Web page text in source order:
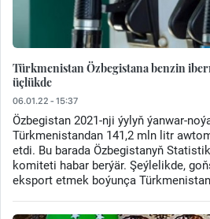
Türkmenistan Özbegistana benzin
üçlükde
06.01.22 - 15:37
Özbegistan 2021-nji ýylyň ýanwar-
Türkmenistandan 141,2 mln litr
etdi. Bu barada Özbegistanyň
komiteti habar berýär. Şeýlelikde,
eksport etmek boýunça